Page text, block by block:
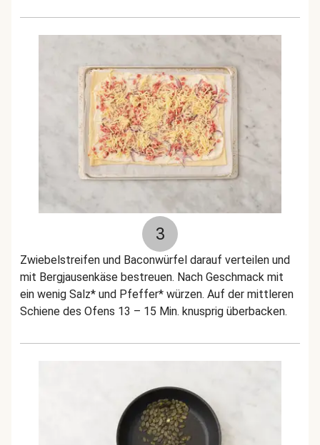
3
Zwiebelstreifen und Baconwürfel darauf verteilen und
mit Bergjausenkäse bestreuen. Nach Geschmack mit
ein wenig Salz* und Pfeffer* würzen. Auf der mittleren
Schiene des Ofens 13 – 15 Min. knusprig überbacken.